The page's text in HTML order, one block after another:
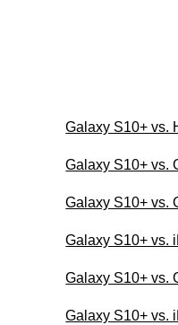
Galaxy S10+ vs.
Galaxy S10+ vs.
Galaxy S10+ vs.
Galaxy S10+ vs.
Galaxy S10+ vs.
Galaxy S10+ vs.